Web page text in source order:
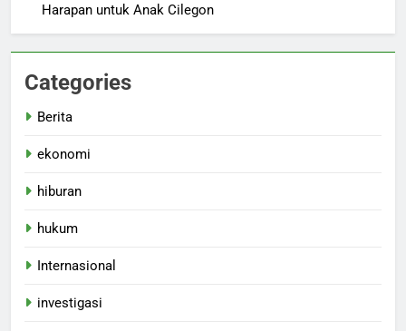
Harapan untuk Anak Cilegon
Categories
Berita
ekonomi
hiburan
hukum
Internasional
investigasi